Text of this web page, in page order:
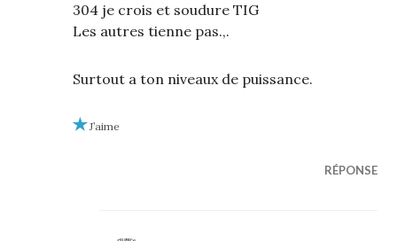
304 je crois et soudure TIG
Les autres tienne pas.,.
Surtout a ton niveaux de puissance.
J’aime
RÉPONSE